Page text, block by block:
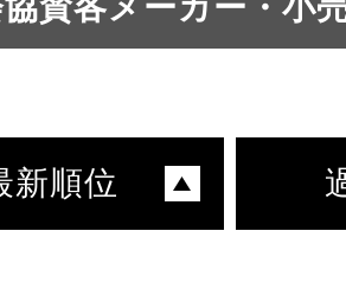
賛各メーカー・小
新順位